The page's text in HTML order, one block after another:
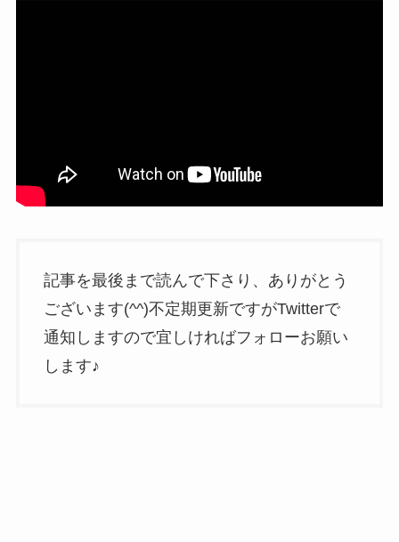
記事を最後まで読んで下さり、ありがとう
ございます(^^)不定期更新ですがTwitterで
通知しますので宜しければフォローお願い
します♪